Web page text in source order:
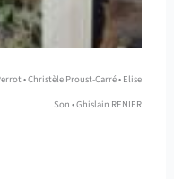
• Christèle Proust-Carré • Elise
Son • Ghislain RENIER